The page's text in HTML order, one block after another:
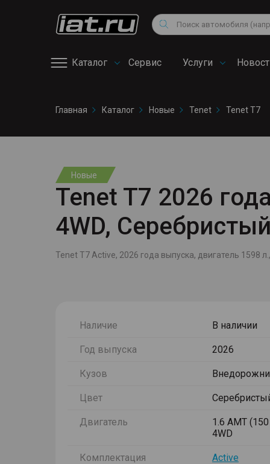
Поиск
Каталог Сервис
сервис
Услуги
Снегоходы
Квадроциклы
Главная Каталог Новые Tenet Tenet T7
Новые
Tenet T7 2026
4WD, Серебристый
Tenet T7 Active, 2026 года выпуска, двигатель 1598
Наличие В наличии
Год выпуска 2026
Кузов
Цвет
Двигатель
1.6 AMT (150
4WD
Комплектация Active